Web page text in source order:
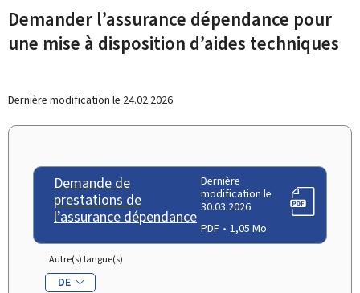
actif
Demander l’assurance dépendance pour
une mise à disposition d’aides techniques
Dernière modification le 24.02.2026
Demande de
prestations de
l’assurance dépendance
Dernière
modification le
30.03.2026
PDF
1,05 Mo
Autre(s) langue(s)
DE